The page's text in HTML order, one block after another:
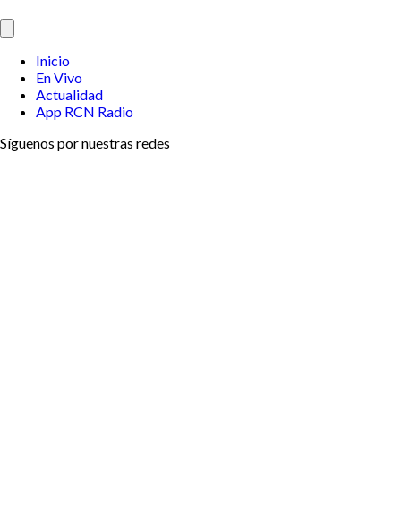
Inicio
En Vivo
Actualidad
App RCN Radio
Síguenos por nuestras redes